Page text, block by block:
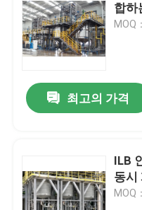
품질 관리
뉴스
인용문을 요구하세요
합하
MOQ
최고의 가격
ILB
동시
MOQ